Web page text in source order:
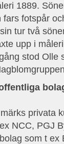
1889.
fars fotspår
tur två
upp i
stod Olle
privata
NCC, PGJ
som t ex